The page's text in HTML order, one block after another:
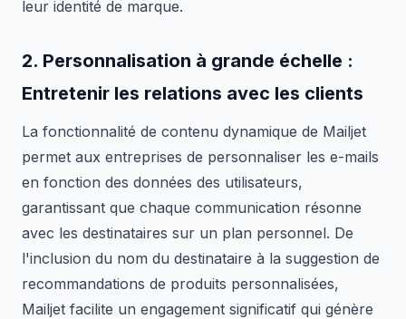
leur identité de marque.
2. Personnalisation à grande échelle :
Entretenir les relations avec les clients
La fonctionnalité de contenu dynamique de Mailjet
permet aux entreprises de personnaliser les e-mails
en fonction des données des utilisateurs,
garantissant que chaque communication résonne
avec les destinataires sur un plan personnel. De
l'inclusion du nom du destinataire à la suggestion de
recommandations de produits personnalisées,
Mailjet facilite un engagement significatif qui génère